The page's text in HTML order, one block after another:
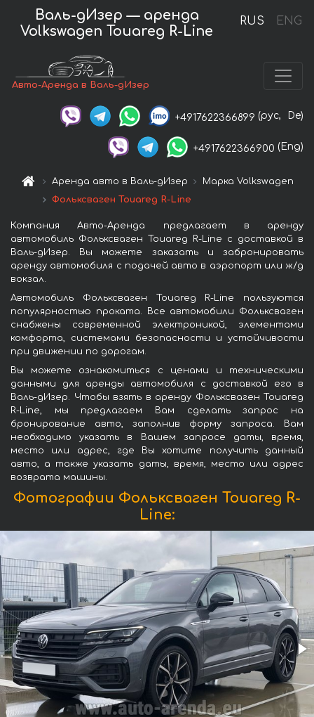
RUS ENG
Валь-дИзер — аренда
Volkswagen Touareg R-Line
Авто-Аренда в Валь-дИзер
+4917622366899 (рус, De)
+4917622366900 (Eng)
Аренда авто в Валь-дИзер
Марка Volkswagen
Фольксваген Touareg R-Line
Компания Авто-Аренда предлагает в аренду
автомобиль Фольксваген Touareg R-Line с доставкой в
Валь-дИзер. Вы можете заказать и забронировать
аренду автомобиля с подачей авто в аэропорт или ж/д
вокзал.
Автомобиль Фольксваген Touareg R-Line пользуются
популярностью проката. Все автомобили Фольксваген
снабжены современной электроникой, элементами
комфорта, системами безопасности и устойчивости
при движении по дорогам.
Вы можете ознакомиться с ценами и техническими
данными для аренды автомобиля с доставкой его в
Валь-дИзер. Чтобы взять в аренду Фольксваген Touareg
R-Line, мы предлагаем Вам сделать запрос на
бронирование авто, заполнив форму запроса. Вам
необходимо указать в Вашем запросе даты, время,
место или адрес, где Вы хотите получить данный
авто, а также указать даты, время, место или адрес
возврата машины.
Фотографии Фольксваген Touareg R-
Line: